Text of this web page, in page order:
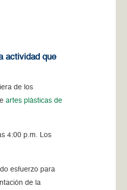
actividad que
de los
artes plásticas de
4:00 p.m. Los
esfuerzo para
de la